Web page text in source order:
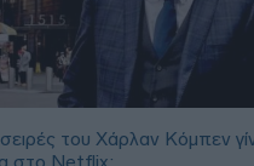
σειρές του Χάρλαν Κόμπεν